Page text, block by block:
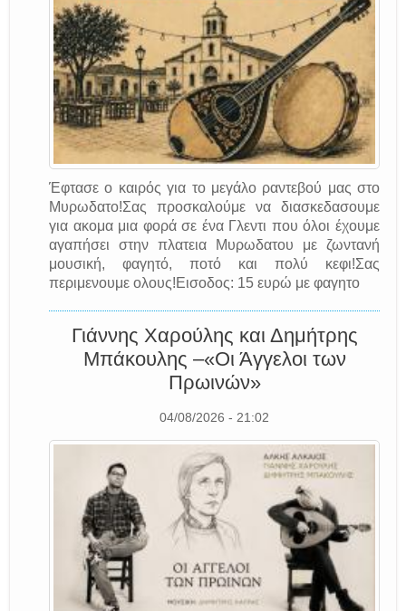
Έφτασε ο καιρός για το μεγάλο ραντεβού μας στο
Μυρωδατο!Σας προσκαλούμε να διασκεδασουμε
για ακομα μια φορά σε ένα Γλεντι που όλοι έχουμε
αγαπήσει στην πλατεια Μυρωδατου με ζωντανή
μουσική, φαγητό, ποτό και πολύ κεφι!Σας
περιμενουμε ολους!Εισοδος: 15 ευρώ με φαγητο
Γιάννης Χαρούλης και Δημήτρης
Μπάκουλης –«Οι Άγγελοι των
Πρωινών»
04/08/2026 - 21:02